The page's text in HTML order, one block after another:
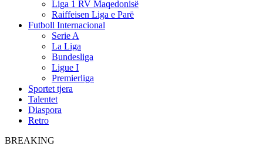
Liga 1 RV Maqedonisë
Raiffeisen Liga e Parë
Futboll Internacional
Serie A
La Liga
Bundesliga
Ligue I
Premierliga
Sportet tjera
Talentet
Diaspora
Retro
BREAKING